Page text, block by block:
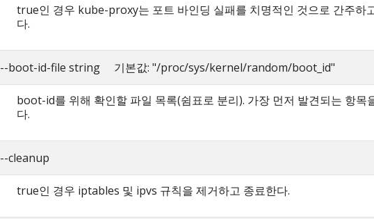
true인 경우 kube-proxy는 포트 바인딩 실패를 치명적인 것으로 간주하
다.
--boot-id-file string 기본값: "/proc/sys/kernel/random/boot_id"
boot-id를 위해 확인할 파일 목록(쉼표로 분리). 가장 먼저 발견되는 항목
다.
--cleanup
true인 경우 iptables 및 ipvs 규칙을 제거하고 종료한다.